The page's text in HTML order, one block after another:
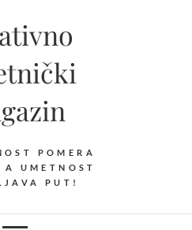
POMERA
A UMETNOST
PUT!